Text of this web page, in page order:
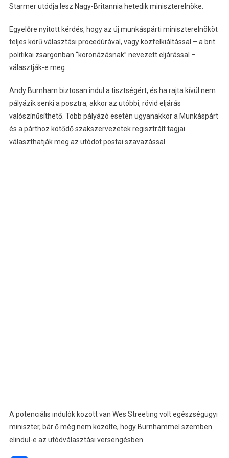
Starmer utódja lesz Nagy-Britannia hetedik miniszterelnöke.
Egyelőre nyitott kérdés, hogy az új munkáspárti miniszterelnököt
teljes körű választási procedúrával, vagy közfelkiáltással – a brit
politikai zsargonban “koronázásnak” nevezett eljárással –
választják-e meg.
Andy Burnham biztosan indul a tisztségért, és ha rajta kívül nem
pályázik senki a posztra, akkor az utóbbi, rövid eljárás
valószínűsíthető. Több pályázó esetén ugyanakkor a Munkáspárt
és a párthoz kötődő szakszervezetek regisztrált tagjai
választhatják meg az utódot postai szavazással.
A potenciális indulók között van Wes Streeting volt egészségügyi
miniszter, bár ő még nem közölte, hogy Burnhammel szemben
elindul-e az utódválasztási versengésben.